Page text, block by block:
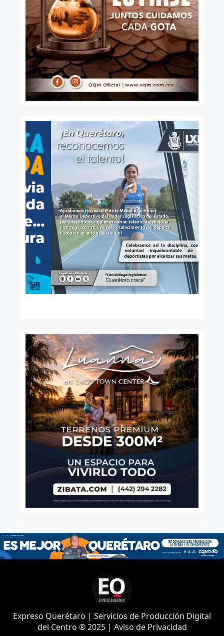
Expreso Querétaro | Servicios de Producción Digital
del Centro ® 2025 | Aviso de Privacidad